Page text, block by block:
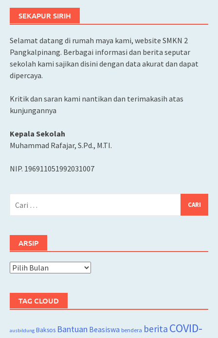
SEKAPUR SIRIH
Selamat datang di rumah maya kami, website SMKN 2
Pangkalpinang. Berbagai informasi dan berita seputar
sekolah kami sajikan disini dengan data akurat dan dapat
dipercaya.
Kritik dan saran kami nantikan dan terimakasih atas
kunjungannya
Kepala Sekolah
Muhammad Rafajar, S.Pd., M.TI.
NIP. 196911051992031007
ARSIP
Arsip
TAG CLOUD
ausbildung Baksos Bantuan Beasiswa bendera berita COVID-